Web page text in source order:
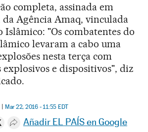
completa, assinada em
da Agência Amaq, vinculada
Islâmico: "Os combatentes do
levaram a cabo uma
nesta terça com
e dispositivos", diz
Mar 22, 2016 - 11:55 EDT
en Whatsapp
en Facebook
Compartir en Twitter
Desplegar Redes Sociales
Añadir EL PAÍS en Google